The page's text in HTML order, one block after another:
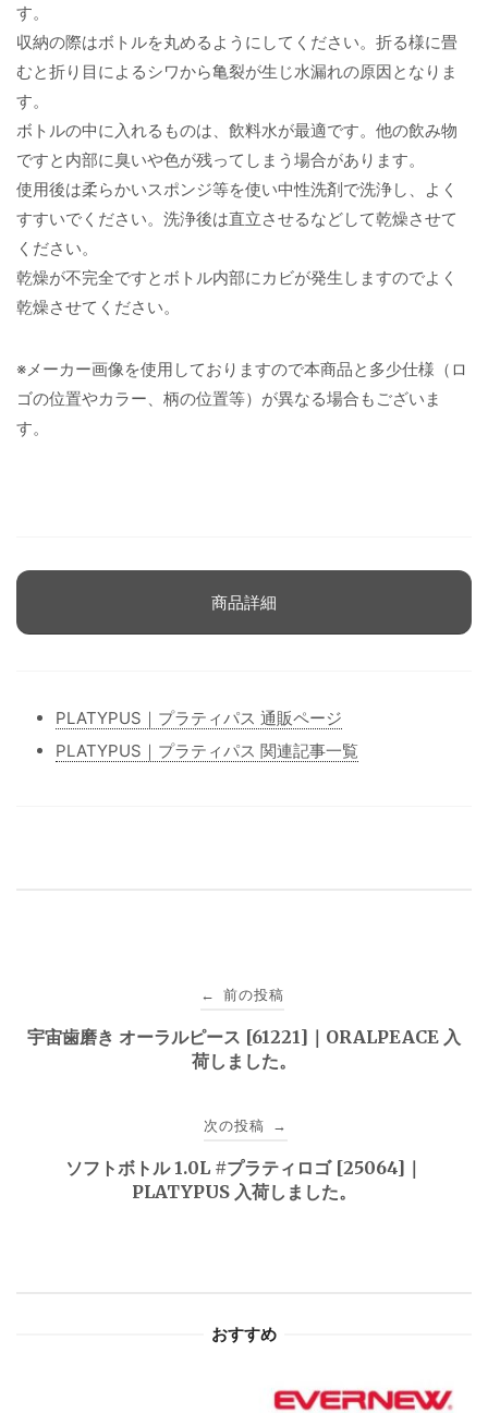
す。
収納の際はボトルを丸めるようにしてください。折る様に畳
むと折り目によるシワから亀裂が生じ水漏れの原因となりま
す。
ボトルの中に入れるものは、飲料水が最適です。他の飲み物
ですと内部に臭いや色が残ってしまう場合があります。
使用後は柔らかいスポンジ等を使い中性洗剤で洗浄し、よく
すすいでください。洗浄後は直立させるなどして乾燥させて
ください。
乾燥が不完全ですとボトル内部にカビが発生しますのでよく
乾燥させてください。
※メーカー画像を使用しておりますので本商品と多少仕様（ロ
ゴの位置やカラー、柄の位置等）が異なる場合もございま
す。
商品詳細
PLATYPUS｜プラティパス 通販ページ
PLATYPUS｜プラティパス 関連記事一覧
稿
← 前の投稿
宇宙歯磨き オーラルピース [61221]｜ORALPEACE 入
荷しました。
次の投稿 →
ソフトボトル 1.0L #プラティロゴ [25064]｜
PLATYPUS 入荷しました。
おすすめ